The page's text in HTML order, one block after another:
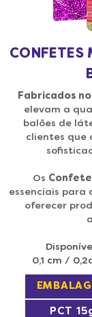
CONFETES
Fabricados
elevam a
balões de
clientes que
Os
essenciais para
oferecer
0,1 cm /
PCT